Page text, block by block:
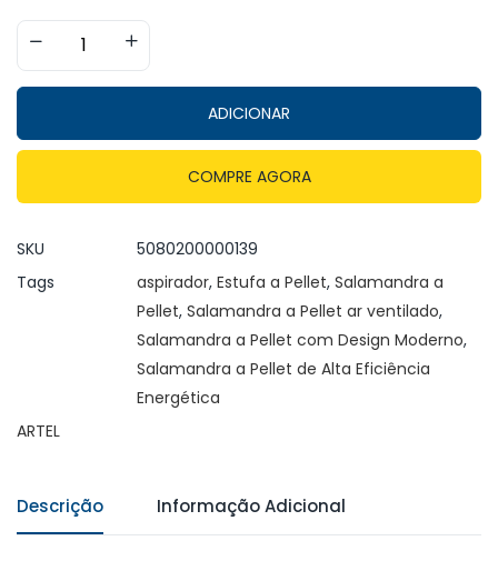
ADICIONAR
COMPRE AGORA
SKU
5080200000139
Tags
aspirador, Estufa a Pellet, Salamandra a
Pellet, Salamandra a Pellet ar ventilado,
Salamandra a Pellet com Design Moderno,
Salamandra a Pellet de Alta Eficiência
Energética
ARTEL
Descrição Informação Adicional